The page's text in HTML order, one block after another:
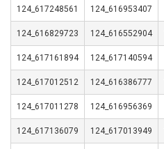
124_617248561 124_616953407
124_616829723 124_616552904
124_617161894 124_617140594
124_617012512 124_616386777
124_617011278 124_616956369
124_617136079 124_617013949